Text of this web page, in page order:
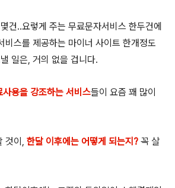
건..요렇게 주는 무료문자서비스 한두건에
비스를 제공하는 마이너 사이트 한개정도
일은, 거의 없을 겁니다.
사용을 강조하는 서비스들이 요즘 꽤 많이
것이, 한달 이후에는 어떻게 되는지? 꼭 살